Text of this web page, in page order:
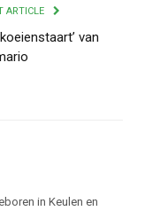
ARTICLE
van
in Keulen en